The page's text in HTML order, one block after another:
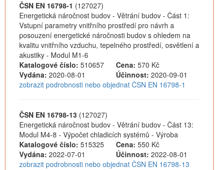
ČSN EN 16798-1 (127027)
Energetická náročnost budov - Větrání budov - Část 1:
Vstupní parametry vnitřního prostředí pro návrh a
posouzení energetické náročnosti budov s ohledem na
kvalitu vnitřního vzduchu, tepelného prostředí, osvětlení a
akustiky - Modul M1-6
Katalogové číslo: 510657 Cena: 570 Kč
Vydána: 2020-08-01 Účinnost: 2020-09-01
zobrazit podrobnosti nebo objednat ČSN EN 16798-1
ČSN EN 16798-13 (127027)
Energetická náročnost budov - Větrání budov - Část 13:
Modul M4-8 - Výpočet chladicích systémů - Výroba
Katalogové číslo: 515325 Cena: 550 Kč
Vydána: 2022-07-01 Účinnost: 2022-08-01
zobrazit podrobnosti nebo objednat ČSN EN 16798-13